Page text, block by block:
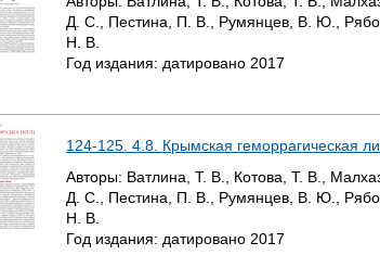
Р
А
Н
И
Ц
Ы
Д. С., Пестина, П. В., Румянцев, В. Ю.,
Н. В.
Год издания: датировано 2017
124-125. 4.8. Крымская геморрагическая
Авторы: Ватлина, Т. В., Котова, Т. В.,
Д. С., Пестина, П. В., Румянцев, В. Ю.,
Н. В.
Год издания: датировано 2017